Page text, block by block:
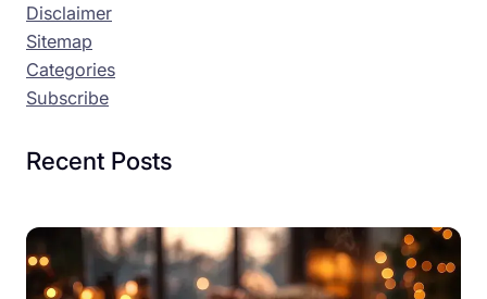
Disclaimer
Sitemap
Categories
Subscribe
Recent Posts